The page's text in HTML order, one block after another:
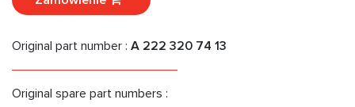
Original part number : A 222 320 74 13
Original spare part numbers :